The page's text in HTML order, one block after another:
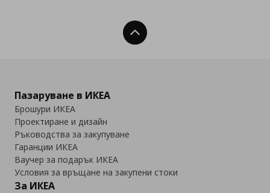
Нагоре
Пазаруване в ИКЕА
Брошури ИКЕА
Проектиране и дизайн
Ръководства за закупуване
Гаранции ИКЕА
Ваучер за подарък ИКЕА
Условия за връщане на закупени стоки
За ИКЕА